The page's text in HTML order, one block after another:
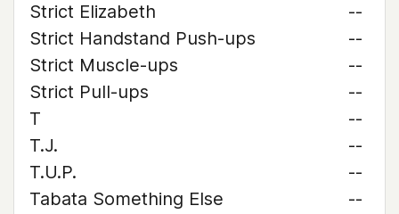
Strict Elizabeth
--
Strict Handstand Push-ups
--
Strict Muscle-ups
--
Strict Pull-ups
--
T
--
T.J.
--
T.U.P.
--
Tabata Something Else
--